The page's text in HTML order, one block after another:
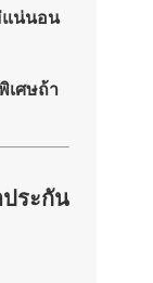
แน่นอน
เศษถ้า
ระกัน